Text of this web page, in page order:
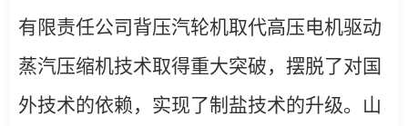
有限责任公司背压汽轮机取代高压电机驱动
蒸汽压缩机技术取得重大突破，摆脱了对国
外技术的依赖，实现了制盐技术的升级。山